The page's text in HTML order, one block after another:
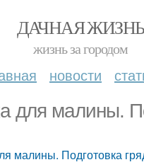
ДАЧНАЯ ЖИЗНЬ
жизнь за городом
новости
для малины.
малины. Подготовка